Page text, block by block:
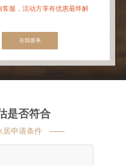
服，活动方享有优惠最终解
在线签单
是否符合
居申请条件